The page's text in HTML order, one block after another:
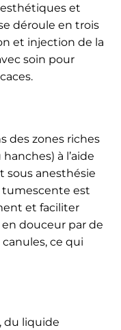
et
déroule en trois
et injection de la
soin pour
des zones riches
à l’aide
sous anesthésie
tumescente est
et faciliter
en douceur par de
ce qui
du liquide